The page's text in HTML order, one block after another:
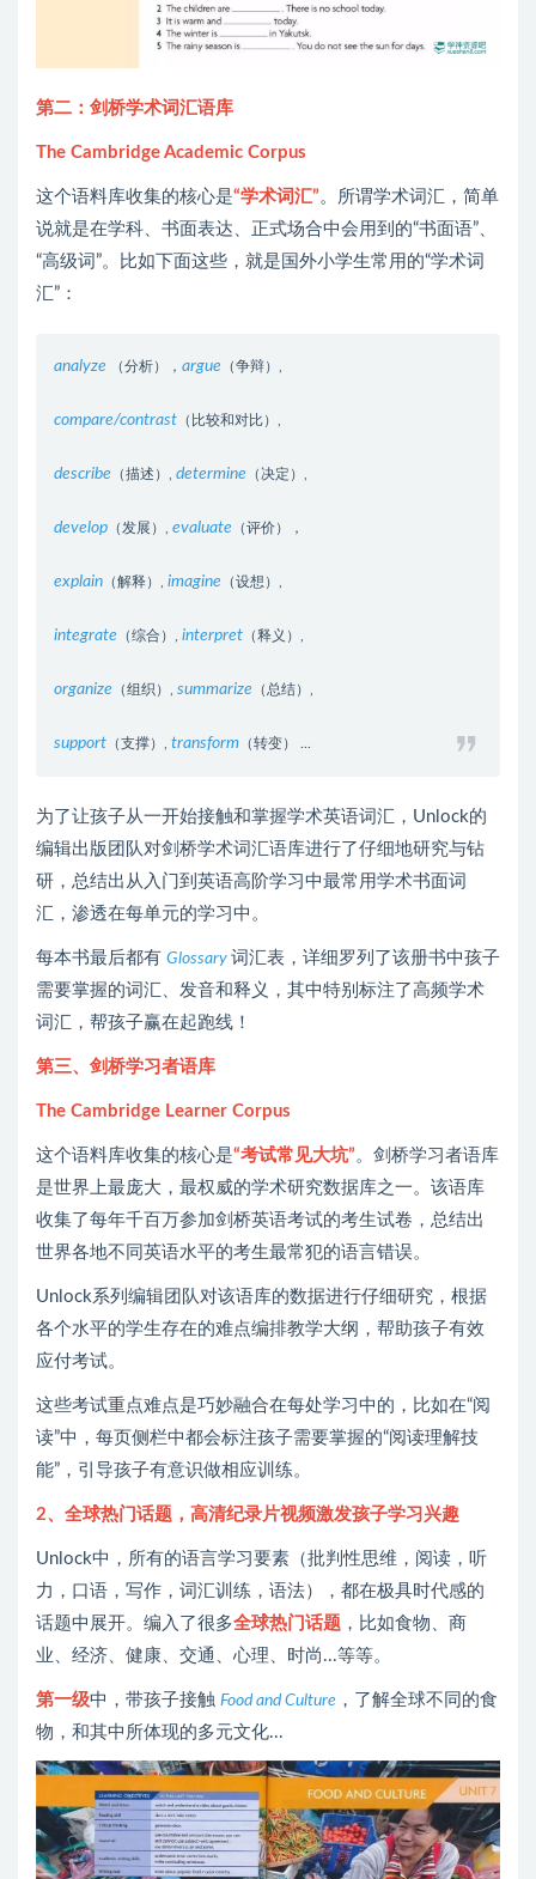
第二：剑桥学术词汇语库
The Cambridge Academic Corpus
这个语料库收集的核心是“学术词汇”。所谓学术词汇，简单
说就是在学科、书面表达、正式场合中会用到的“书面语”、
“高级词”。比如下面这些，就是国外小学生常用的“学术词
汇”：
analyze （分析）， argue （争辩）,
compare/contrast （比较和对比）,
describe （描述）, determine （决定）,
develop （发展）, evaluate （评价），
explain （解释）, imagine （设想）,
integrate （综合）, interpret （释义）,
organize （组织）, summarize （总结）,
support （支撑）, transform （转变） ...
为了让孩子从一开始接触和掌握学术英语词汇，Unlock的
编辑出版团队对剑桥学术词汇语库进行了仔细地研究与钻
研，总结出从入门到英语高阶学习中最常用学术书面词
汇，渗透在每单元的学习中。
每本书最后都有 Glossary 词汇表，详细罗列了该册书中孩子
需要掌握的词汇、发音和释义，其中特别标注了高频学术
词汇，帮孩子赢在起跑线！
第三、剑桥学习者语库
The Cambridge Learner Corpus
这个语料库收集的核心是“考试常见大坑”。剑桥学习者语库
是世界上最庞大，最权威的学术研究数据库之一。该语库
收集了每年千百万参加剑桥英语考试的考生试卷，总结出
世界各地不同英语水平的考生最常犯的语言错误。
Unlock系列编辑团队对该语库的数据进行仔细研究，根据
各个水平的学生存在的难点编排教学大纲，帮助孩子有效
应付考试。
这些考试重点难点是巧妙融合在每处学习中的，比如在“阅
读”中，每页侧栏中都会标注孩子需要掌握的“阅读理解技
能”，引导孩子有意识做相应训练。
2、全球热门话题，高清纪录片视频激发孩子学习兴趣
Unlock中，所有的语言学习要素（批判性思维，阅读，听
力，口语，写作，词汇训练，语法），都在极具时代感的
话题中展开。编入了很多全球热门话题 ，比如食物、商
业、经济、健康、交通、心理、时尚...等等。
第一级中，带孩子接触 Food and Culture ，了解全球不同的食
物，和其中所体现的多元文化...